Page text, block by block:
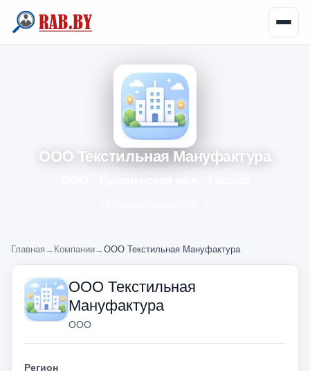
ООО Текстильная Мануфактура
Главная → Компании→ ООО Текстильная Мануфактура
ООО Текстильная
Мануфактура
ООО
Регион